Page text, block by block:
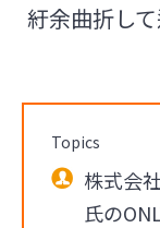
紆余曲折し
Topics
株式会
氏の